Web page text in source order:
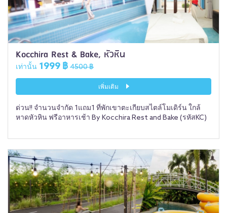
Kocchira Rest & Bake, หัวหิน
เท่านั้น 1999 ฿ 4500 ฿
เพิ่มเติม
ด่วน!! จำนวนจำกัด 1แถม1 ที่พักเขาตะเกียบสไตล์โมเดิร์น ใกล้
หาดหัวหิน ฟรีอาหารเช้า By Kocchira Rest and Bake (รหัสKC)